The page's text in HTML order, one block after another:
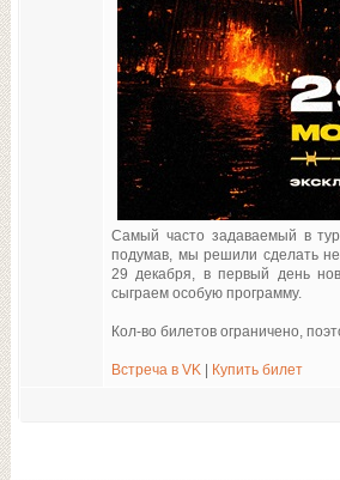
Самый часто задаваемый в
подумав, мы решили сделать
29 декабря, в первый день
сыграем особую программу.
Кол-во билетов ограничено,
Встреча в VK Купить билет